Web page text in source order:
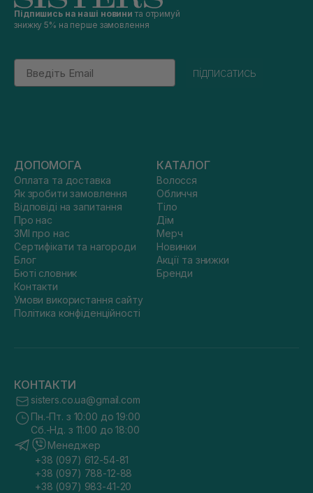
Підпишись на наші новини та отримуй
знижку 5% на перше замовлення
Email
підписатись
ДОПОМОГА
Оплата та доставка
Як зробити замовлення
Відповіді на запитання
Про нас
ЗМІ про нас
Сертифікати та нагороди
Блог
Бюті словник
Контакти
Умови використання сайту
Політика конфіденційності
КАТАЛОГ
Волосся
Обличчя
Тіло
Дім
Мерч
Новинки
Акції та знижки
Бренди
КОНТАКТИ
sisters.co.ua@gmail.com
Пн.-Пт. з 10:00 до 19:00
Сб.-Нд. з 11:00 до 18:00
Менеджер
+38 (097) 612-54-81
+38 (097) 788-12-88
+38 (097) 983-41-20